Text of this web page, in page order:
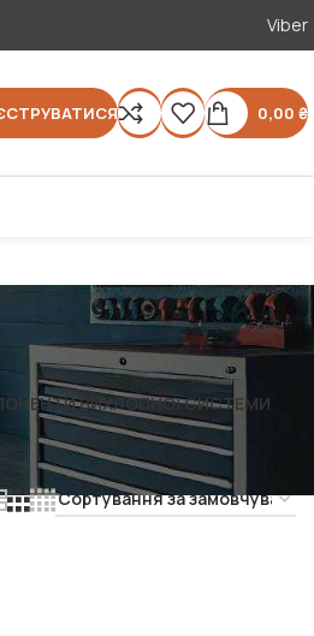
Viber
0,00 ₴
ВИХЛОПНОЇ СИСТЕМИ